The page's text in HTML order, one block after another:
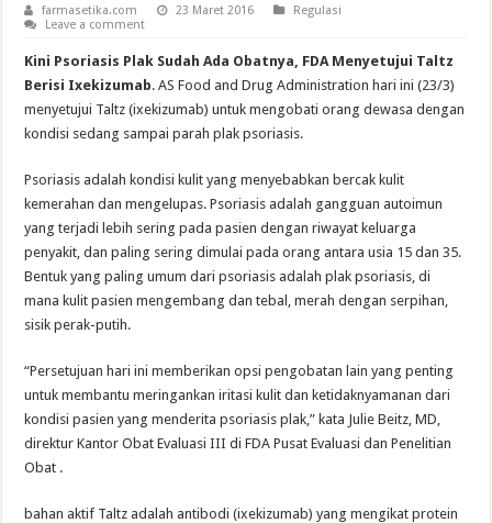
farmasetika.com 23 Maret 2016
Regulasi
Leave a comment
Kini Psoriasis Plak Sudah Ada Obatnya, FDA Menyetujui Taltz
Berisi Ixekizumab. AS Food and Drug Administration hari ini (23/3)
menyetujui Taltz (ixekizumab) untuk mengobati orang dewasa dengan
kondisi sedang sampai parah plak psoriasis.
Psoriasis adalah kondisi kulit yang menyebabkan bercak kulit
kemerahan dan mengelupas. Psoriasis adalah gangguan autoimun
yang terjadi lebih sering pada pasien dengan riwayat keluarga
penyakit, dan paling sering dimulai pada orang antara usia 15 dan 35.
Bentuk yang paling umum dari psoriasis adalah plak psoriasis, di
mana kulit pasien mengembang dan tebal, merah dengan serpihan,
sisik perak-putih.
“Persetujuan hari ini memberikan opsi pengobatan lain yang penting
untuk membantu meringankan iritasi kulit dan ketidaknyamanan dari
kondisi pasien yang menderita psoriasis plak,” kata Julie Beitz, MD,
direktur Kantor Obat Evaluasi III di FDA Pusat Evaluasi dan Penelitian
Obat .
bahan aktif Taltz adalah antibodi (ixekizumab) yang mengikat protein